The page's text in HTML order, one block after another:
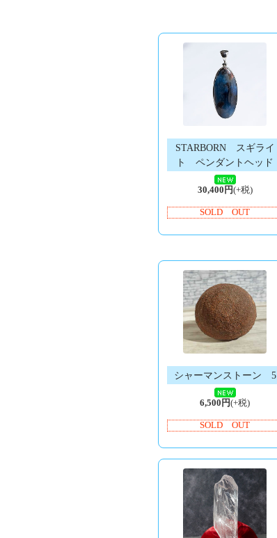
STARBORN スギライ
ト ペンダントヘッド
30,400円(+税)
SOLD OUT
シャーマンストーン 5
6,500円(+税)
SOLD OUT